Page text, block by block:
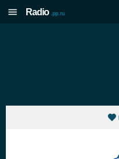
Radio .pp.ru